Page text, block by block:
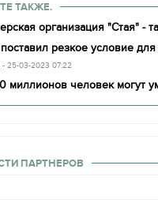
ТАКЖЕ.
организация "Стая" -
резкое условие
- 25-03-2023 07:22
миллионов человек могут
ПАРТНЕРОВ